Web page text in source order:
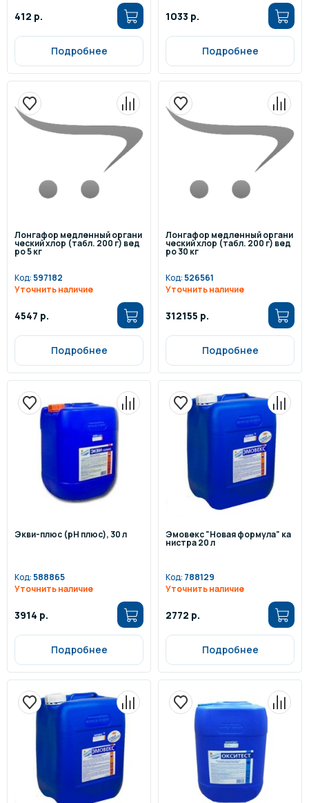
412 р.
Подробнее
1033 р.
Подробнее
Лонгафор медленный органи
ческий хлор (табл. 200 г) вед
ро 5 кг
Код:597182
Уточнить наличие
4547 р.
Подробнее
Лонгафор медленный органи
ческий хлор (табл. 200 г) вед
ро 30 кг
Код:526561
Уточнить наличие
312155 р.
Подробнее
Экви-плюс (pH плюс), 30 л
Код:588865
Уточнить наличие
3914 р.
Подробнее
Эмовекс "Новая формула" ка
нистра 20 л
Код: 788129
Уточнить наличие
2772 р.
Подробнее